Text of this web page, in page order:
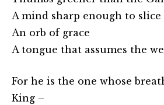
A mind sharp enough to
An orb of grace
A tongue that assumes the
For he is the one whose
King –